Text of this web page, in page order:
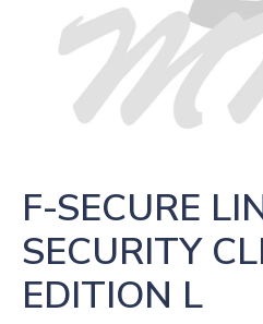
F-SECURE
SECURITY
EDITION L